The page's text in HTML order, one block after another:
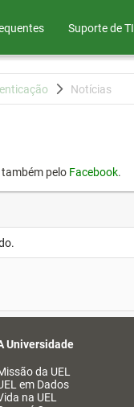
Suporte de TI
Notícias
pelo Facebook.
Universidade
da UEL
em Dados
na UEL